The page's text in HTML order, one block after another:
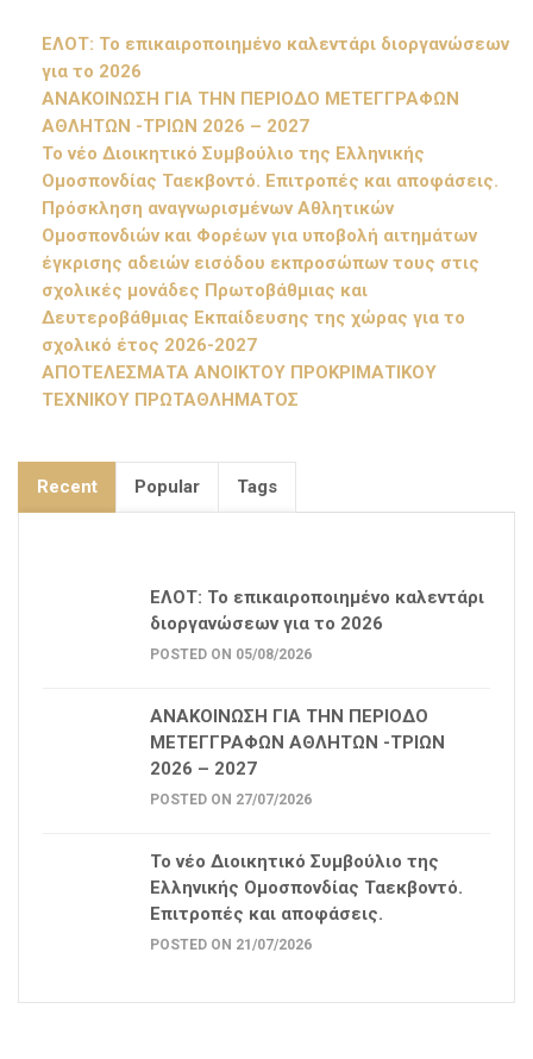
ΕΛΟΤ: Το επικαιροποιημένο καλεντάρι διοργανώσεων
για το 2026
ΑΝΑΚΟΙΝΩΣΗ ΓΙΑ ΤΗΝ ΠΕΡΙΟΔΟ ΜΕΤΕΓΓΡΑΦΩΝ
ΑΘΛΗΤΩΝ -ΤΡΙΩΝ 2026 – 2027
Το νέο Διοικητικό Συμβούλιο της Ελληνικής
Ομοσπονδίας Ταεκβοντό. Επιτροπές και αποφάσεις.
Πρόσκληση αναγνωρισμένων Αθλητικών
Ομοσπονδιών και Φορέων για υποβολή αιτημάτων
έγκρισης αδειών εισόδου εκπροσώπων τους στις
σχολικές μονάδες Πρωτοβάθμιας και
Δευτεροβάθμιας Εκπαίδευσης της χώρας για το
σχολικό έτος 2026-2027
ΑΠΟΤΕΛΕΣΜΑΤΑ ΑΝΟΙΚΤΟΥ ΠΡΟΚΡΙΜΑΤΙΚΟΥ
ΤΕΧΝΙΚΟΥ ΠΡΩΤΑΘΛΗΜΑΤΟΣ
Recent Popular Tags
ΕΛΟΤ: Το επικαιροποιημένο καλεντάρι
διοργανώσεων για το 2026
POSTED ON 05/08/2026
ΑΝΑΚΟΙΝΩΣΗ ΓΙΑ ΤΗΝ ΠΕΡΙΟΔΟ
ΜΕΤΕΓΓΡΑΦΩΝ ΑΘΛΗΤΩΝ -ΤΡΙΩΝ
2026 – 2027
POSTED ON 27/07/2026
Το νέο Διοικητικό Συμβούλιο της
Ελληνικής Ομοσπονδίας Ταεκβοντό.
Επιτροπές και αποφάσεις.
POSTED ON 21/07/2026